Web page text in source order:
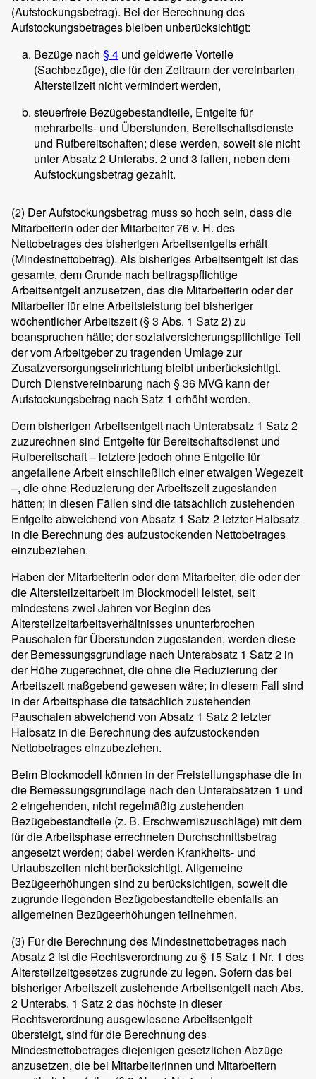
(Aufstockungsbetrag). Bei der Berechnung des
Aufstockungsbetrages bleiben unberücksichtigt:
Bezüge nach § 4 und geldwerte Vorteile
(Sachbezüge), die für den Zeitraum der vereinbarten
Altersteilzeit nicht vermindert werden,
steuerfreie Bezügebestandteile, Entgelte für
mehrarbeits- und Überstunden, Bereitschaftsdienste
und Rufbereitschaften; diese werden, soweit sie nicht
unter Absatz 2 Unterabs. 2 und 3 fallen, neben dem
Aufstockungsbetrag gezahlt.
(2) Der Aufstockungsbetrag muss so hoch sein, dass die
Mitarbeiterin oder der Mitarbeiter 76 v. H. des
Nettobetrages des bisherigen Arbeitsentgelts erhält
(Mindestnettobetrag). Als bisheriges Arbeitsentgelt ist das
gesamte, dem Grunde nach beitragspflichtige
Arbeitsentgelt anzusetzen, das die Mitarbeiterin oder der
Mitarbeiter für eine Arbeitsleistung bei bisheriger
wöchentlicher Arbeitszeit (§ 3 Abs. 1 Satz 2) zu
beanspruchen hätte; der sozialversicherungspflichtige Teil
der vom Arbeitgeber zu tragenden Umlage zur
Zusatzversorgungseinrichtung bleibt unberücksichtigt.
Durch Dienstvereinbarung nach § 36 MVG kann der
Aufstockungsbetrag nach Satz 1 erhöht werden.
Dem bisherigen Arbeitsentgelt nach Unterabsatz 1 Satz 2
zuzurechnen sind Entgelte für Bereitschaftsdienst und
Rufbereitschaft – letztere jedoch ohne Entgelte für
angefallene Arbeit einschließlich einer etwaigen Wegezeit
–, die ohne Reduzierung der Arbeitszeit zugestanden
hätten; in diesen Fällen sind die tatsächlich zustehenden
Entgelte abweichend von Absatz 1 Satz 2 letzter Halbsatz
in die Berechnung des aufzustockenden Nettobetrages
einzubeziehen.
Haben der Mitarbeiterin oder dem Mitarbeiter, die oder der
die Altersteilzeitarbeit im Blockmodell leistet, seit
mindestens zwei Jahren vor Beginn des
Altersteilzeitarbeitsverhältnisses ununterbrochen
Pauschalen für Überstunden zugestanden, werden diese
der Bemessungsgrundlage nach Unterabsatz 1 Satz 2 in
der Höhe zugerechnet, die ohne die Reduzierung der
Arbeitszeit maßgebend gewesen wäre; in diesem Fall sind
in der Arbeitsphase die tatsächlich zustehenden
Pauschalen abweichend von Absatz 1 Satz 2 letzter
Halbsatz in die Berechnung des aufzustockenden
Nettobetrages einzubeziehen.
Beim Blockmodell können in der Freistellungsphase die in
die Bemessungsgrundlage nach den Unterabsätzen 1 und
2 eingehenden, nicht regelmäßig zustehenden
Bezügebestandteile (z. B. Erschwerniszuschläge) mit dem
für die Arbeitsphase errechneten Durchschnittsbetrag
angesetzt werden; dabei werden Krankheits- und
Urlaubszeiten nicht berücksichtigt. Allgemeine
Bezügeerhöhungen sind zu berücksichtigen, soweit die
zugrunde liegenden Bezügebestandteile ebenfalls an
allgemeinen Bezügeerhöhungen teilnehmen.
(3) Für die Berechnung des Mindestnettobetrages nach
Absatz 2 ist die Rechtsverordnung zu § 15 Satz 1 Nr. 1 des
Altersteilzeitgesetzes zugrunde zu legen. Sofern das bei
bisheriger Arbeitszeit zustehende Arbeitsentgelt nach Abs.
2 Unterabs. 1 Satz 2 das höchste in dieser
Rechtsverordnung ausgewiesene Arbeitsentgelt
übersteigt, sind für die Berechnung des
Mindestnettobetrages diejenigen gesetzlichen Abzüge
anzusetzen, die bei Mitarbeiterinnen und Mitarbeitern